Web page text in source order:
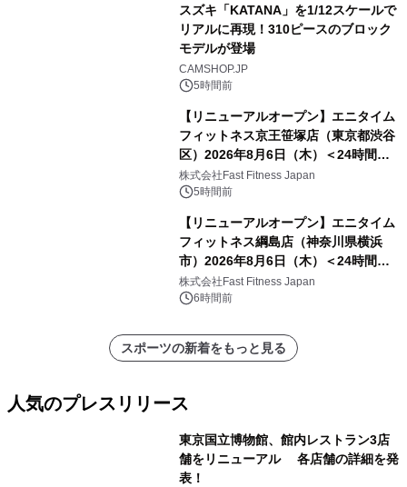
スズキ「KATANA」を1/12スケールで
リアルに再現！310ピースのブロック
モデルが登場
CAMSHOP.JP
5時間前
【リニューアルオープン】エニタイム
フィットネス京王笹塚店（東京都渋谷
区）2026年8月6日（木）＜24時間年
中無休のフィットネスジム＞
株式会社Fast Fitness Japan
5時間前
【リニューアルオープン】エニタイム
フィットネス綱島店（神奈川県横浜
市）2026年8月6日（木）＜24時間年
中無休のフィットネスジム＞
株式会社Fast Fitness Japan
6時間前
スポーツの新着をもっと見る
人気のプレスリリース
東京国立博物館、館内レストラン3店
舗をリニューアル 各店舗の詳細を発
表！